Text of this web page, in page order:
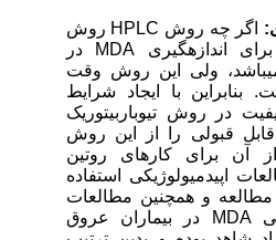
اگر چه روش HPLC روش
دقیق و صحیحی برای اندازه­گیری MDA در
ولی این روش وقت
با ایجاد شرایط
در روش تیوباربیتوریک
قبولی را از این روش
آن برای کارهای روتین
اپیدمیولوژیکی استفاده
و هم­چنین مطالعات
قبلی، سطح سرمی MDA در بیماران عروق